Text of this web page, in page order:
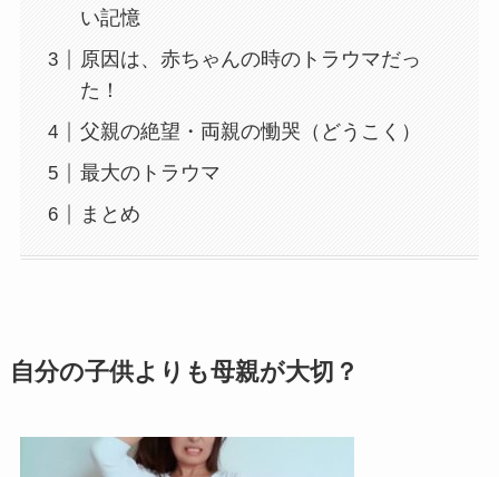
い記憶
原因は、赤ちゃんの時のトラウマだっ
た！
父親の絶望・両親の慟哭（どうこく）
最大のトラウマ
まとめ
自分の子供よりも母親が大切？